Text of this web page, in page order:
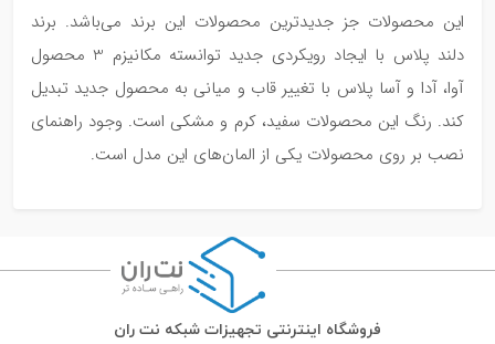
این محصولات جز جدیدترین محصولات این برند می‌باشد. برند
دلند پلاس با ایجاد رویکردی جدید توانسته مکانیزم 3 محصول
آوا، آدا و آسا پلاس با تغییر قاب و میانی به محصول جدید تبدیل
کند. رنگ این محصولات سفید، کرم و مشکی است. وجود راهنمای
نصب بر روی محصولات یکی از المان‌های این مدل است.
فروشگاه اینترنتی تجهیزات شبکه نت ران